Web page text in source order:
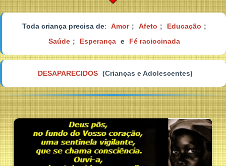
Toda criança precisa de: Amor ; Afeto ; Educação ;
Saúde ; Esperança e Fé raciocinada
DESAPARECIDOS (Crianças e Adolescentes)